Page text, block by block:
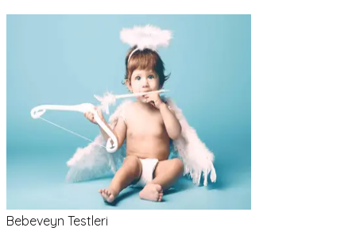
Bebeveyn Testleri